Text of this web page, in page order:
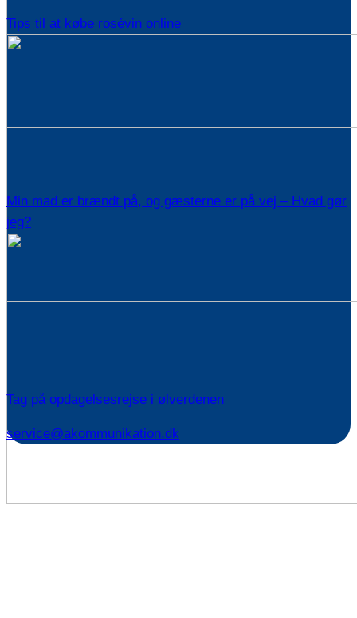
Tips til at købe rosévin online
Min mad er brændt på, og gæsterne er på vej – Hvad gør
jeg?
Tag på opdagelsesrejse i ølverdenen
service@akommunikation.dk